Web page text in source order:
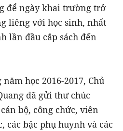
để ngày khai trường trở
liêng với học sinh, nhất
lần đầu cắp sách đến
học 2016-2017, Chủ
đã gửi thư chúc
bộ, công chức, viên
các bậc phụ huynh và các